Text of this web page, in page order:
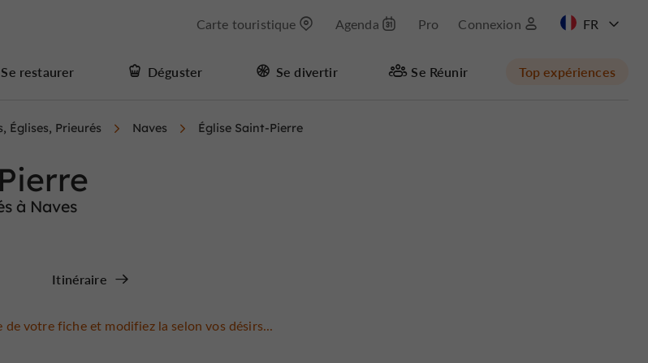
Carte touristique Agenda Pro Connexion
Se restaurer Déguster Se divertir Se Réunir Top expériences
Églises, Prieurés Naves Église Saint-Pierre
à Naves
Itinéraire
votre fiche et modifiez la selon vos désirs...